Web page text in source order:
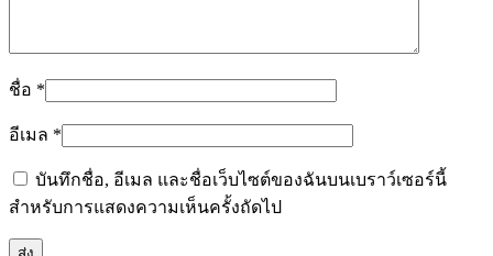
ชื่อ *
อีเมล *
บันทึกชื่อ, อีเมล และชื่อเว็บไซต์ของฉันบนเบราว์เซอร์นี้
สำหรับการแสดงความเห็นครั้งถัดไป